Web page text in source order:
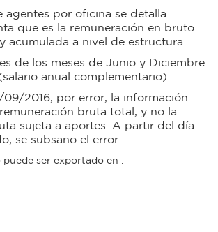
agentes por oficina se detalla
que es la remuneración en bruto
acumulada a nivel de estructura.
de los meses de Junio y Diciembre
anual complementario).
2016, por error, la información
bruta total, y no la
sujeta a aportes. A partir del día
se subsano el error.
ser exportado en :